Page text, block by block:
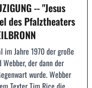
-- "Jesus
des Pfalztheaters
im Jahre 1970 der große
der dann der
wurde. Webber